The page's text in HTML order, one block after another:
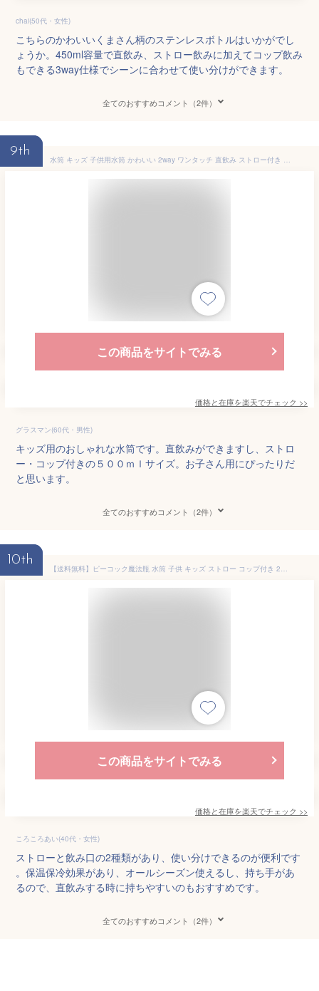
chai(50代・女性)
こちらのかわいいくまさん柄のステンレスボトルはいかがでし
ょうか。450ml容量で直飲み、ストロー飲みに加えてコップ飲み
もできる3way仕様でシーンに合わせて使い分けができます。
全てのおすすめコメント（2件）
9th
水筒 キッズ 子供用水筒 かわいい 2way ワンタッチ 直飲み ストロー付き キッズボトル 立体的 ぬいぐるみ ステンレスボトル 真空断熱 500ml 保温 保冷 カバー付き 収納ケース付き 肩ひも付き 大容量 軽量 肩掛け 子供 ステンレス 紐付き ストラップ 小銭入れ
この商品をサイトでみる
価格と在庫を楽天でチェック >>
グラスマン(60代・男性)
キッズ用のおしゃれな水筒です。直飲みができますし、ストロ
ー・コップ付きの５００ｍｌサイズ。お子さん用にぴったりだ
と思います。
全てのおすすめコメント（2件）
10th
【送料無料】ピーコック魔法瓶 水筒 子供 キッズ ストロー コップ付き 2WAYタイプ 360mL(400mL) ステップアップボトルセット ステンレスボトル 直飲み こども用 ASK-W40(CRD)【RCP】Peacock コーラルドット ASK-W40-CRD
この商品をサイトでみる
価格と在庫を楽天でチェック >>
ころころあい(40代・女性)
ストローと飲み口の2種類があり、使い分けできるのが便利です
。保温保冷効果があり、オールシーズン使えるし、持ち手があ
るので、直飲みする時に持ちやすいのもおすすめです。
全てのおすすめコメント（2件）